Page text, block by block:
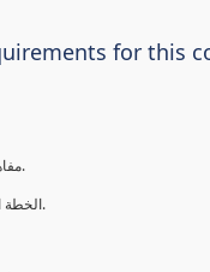
for this
مفاهيم الرؤية والرسالة والأهداف.
الخطة الإستراتيجية والخطة التنفيذية.